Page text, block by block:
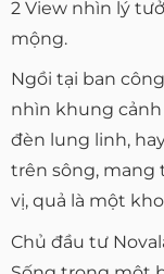
2 View nhìn lý
mộng.
Ngồi tại ban
nhìn khung
đèn lung linh,
trên sông,
vị, quả là một
Chủ đầu tư